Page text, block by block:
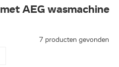
AEG wasmachine
7 producten gevonden